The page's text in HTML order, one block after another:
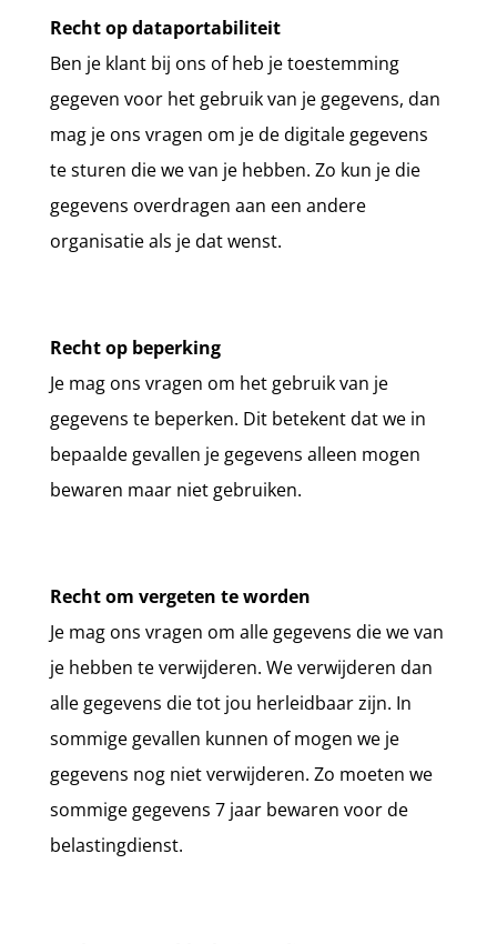
Recht op dataportabiliteit
Ben je klant bij ons of heb je toestemming
gegeven voor het gebruik van je gegevens, dan
mag je ons vragen om je de digitale gegevens
te sturen die we van je hebben. Zo kun je die
gegevens overdragen aan een andere
organisatie als je dat wenst.
Recht op beperking
Je mag ons vragen om het gebruik van je
gegevens te beperken. Dit betekent dat we in
bepaalde gevallen je gegevens alleen mogen
bewaren maar niet gebruiken.
Recht om vergeten te worden
Je mag ons vragen om alle gegevens die we van
je hebben te verwijderen. We verwijderen dan
alle gegevens die tot jou herleidbaar zijn. In
sommige gevallen kunnen of mogen we je
gegevens nog niet verwijderen. Zo moeten we
sommige gegevens 7 jaar bewaren voor de
belastingdienst.